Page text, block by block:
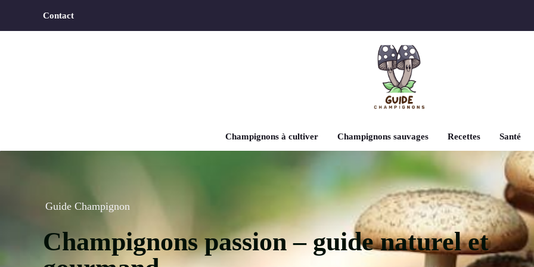
Contact
Champignons à cultiver Champignons sauvages Recettes Santé
Guide Champignon
Champignons passion – guide naturel et